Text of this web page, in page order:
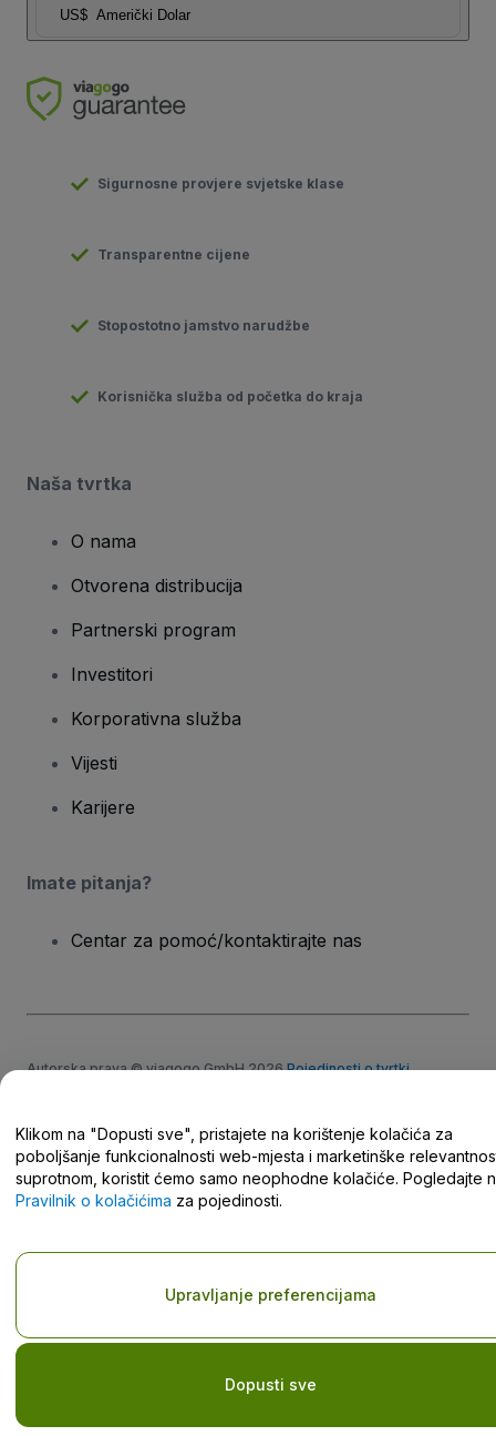
US$ Američki Dolar
Sigurnosne provjere svjetske klase
Transparentne cijene
Stopostotno jamstvo narudžbe
Korisnička služba od početka do kraja
Naša tvrtka
O nama
Otvorena distribucija
Partnerski program
Investitori
Korporativna služba
Vijesti
Karijere
Imate pitanja?
Centar za pomoć/kontaktirajte nas
Autorska prava © viagogo GmbH 2026 Pojedinosti o tvrtki
Nemojte dijeliti moje osobne podatke/Vaše postavke privatnosti
Klikom na "Dopusti sve", pristajete na korištenje kolačića za
poboljšanje funkcionalnosti web-mjesta i marketinške
suprotnom, koristit ćemo samo neophodne kolačiće. Pogledajte
Pravilnik o kolačićima za pojedinosti.
Dopusti sve
Upravljanje preferencijama